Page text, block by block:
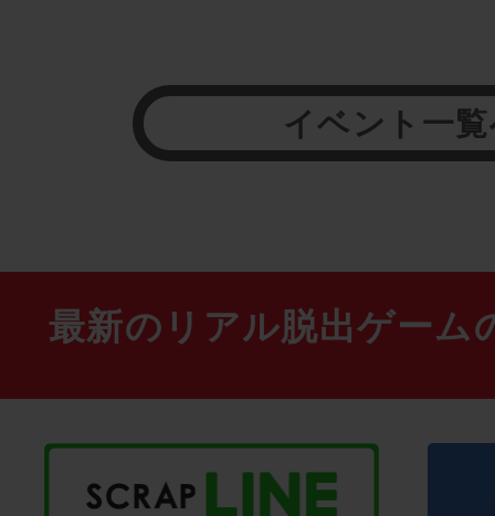
イベント一
最新のリアル脱出ゲーム